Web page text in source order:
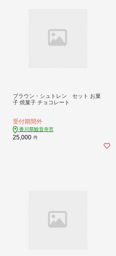
ブラウン・シュトレン セット お菓
子 焼菓子 チョコレート
受付期間外
香川県観音寺市
25,000 円